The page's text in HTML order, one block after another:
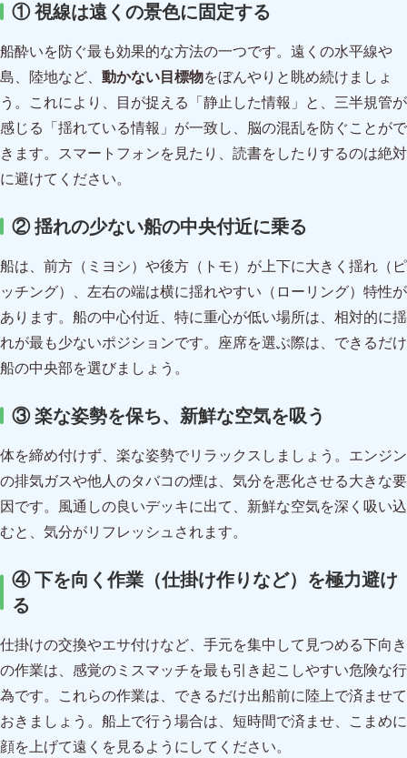
① 視線は遠くの景色に固定する
船酔いを防ぐ最も効果的な方法の一つです。遠くの水平線や
島、陸地など、 動かない目標物をぼんやりと眺め続けましょ
う。これにより、目が捉える「静止した情報」と、三半規管が
感じる「揺れている情報」が一致し、脳の混乱を防ぐことがで
きます。スマートフォンを見たり、読書をしたりするのは絶対
に避けてください。
② 揺れの少ない船の中央付近に乗る
船は、前方（ミヨシ）や後方（トモ）が上下に大きく揺れ（ピ
ッチング）、左右の端は横に揺れやすい（ローリング）特性が
あります。船の中心付近、特に重心が低い場所は、相対的に揺
れが最も少ないポジションです。座席を選ぶ際は、できるだけ
船の中央部を選びましょう。
③ 楽な姿勢を保ち、新鮮な空気を吸う
体を締め付けず、楽な姿勢でリラックスしましょう。エンジン
の排気ガスや他人のタバコの煙は、気分を悪化させる大きな要
因です。風通しの良いデッキに出て、新鮮な空気を深く吸い込
むと、気分がリフレッシュされます。
④ 下を向く作業（仕掛け作りなど）を極力避け
る
仕掛けの交換やエサ付けなど、手元を集中して見つめる下向き
の作業は、感覚のミスマッチを最も引き起こしやすい危険な行
為です。これらの作業は、できるだけ出船前に陸上で済ませて
おきましょう。船上で行う場合は、短時間で済ませ、こまめに
顔を上げて遠くを見るようにしてください。